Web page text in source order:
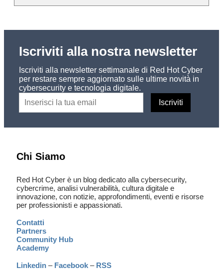
Iscriviti alla nostra newsletter
Iscriviti alla newsletter settimanale di Red Hot Cyber
per restare sempre aggiornato sulle ultime novità in
cybersecurity e tecnologia digitale.
Chi Siamo
Red Hot Cyber è un blog dedicato alla cybersecurity,
cybercrime, analisi vulnerabilità, cultura digitale e
innovazione, con notizie, approfondimenti, eventi e risorse
per professionisti e appassionati.
Contatti
Partners
Community Hub
Academy
Linkedin – Facebook – RSS